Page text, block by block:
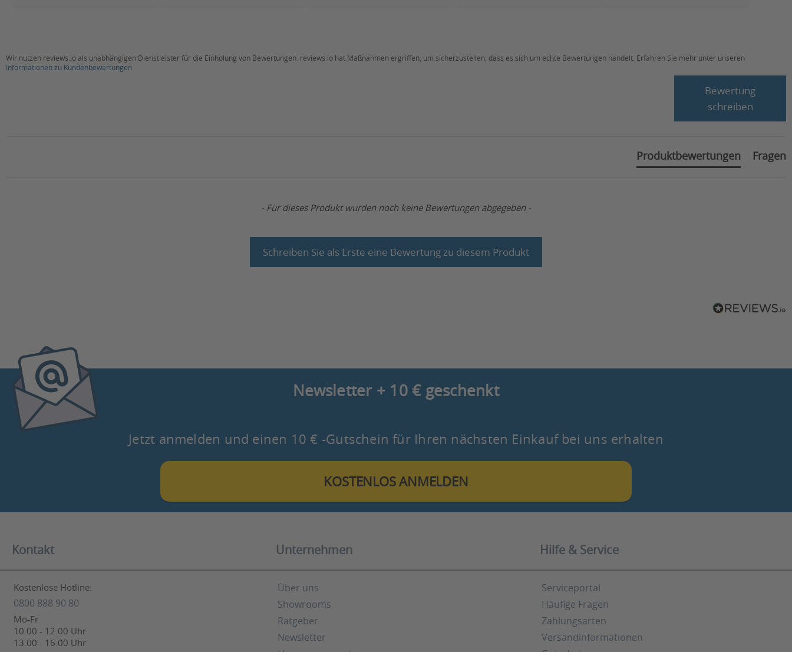
Wir nutzen reviews.io als unabhängigen Dienstleister für die Einholung von Bewertungen. reviews.io hat Maßnahmen ergriffen, um sicherzustellen, dass es sich um echte Bewertungen handelt. Erfahren Sie mehr unter unseren
Informationen zu Kundenbewertungen
Bewertung
schreiben
Produktbewertungen Fragen
- Für dieses Produkt wurden noch keine Bewertungen abgegeben -
Schreiben Sie als Erste eine Bewertung zu diesem Produkt
Newsletter + 10 € geschenkt
Jetzt anmelden und einen 10 € -Gutschein für Ihren nächsten Einkauf bei uns erhalten
KOSTENLOS ANMELDEN
Kontakt
Kostenlose Hotline:
0800 888 90 80
Mo-Fr
10.00 - 12.00 Uhr
13.00 - 16.00 Uhr
Unternehmen
Über uns
Showrooms
Ratgeber
Newsletter
Hilfe & Service
Serviceportal
Häufige Fragen
Zahlungsarten
Versandinformationen